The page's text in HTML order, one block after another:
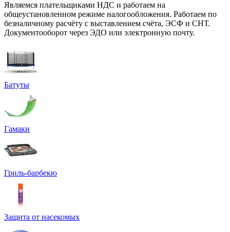
Являемся плательщиками НДС и работаем на
общеустановленном режиме налогообложения. Работаем по
безналичному расчёту с выставлением счёта, ЭСФ и СНТ.
Документооборот через ЭДО или электронную почту.
Батуты
Гамаки
Гриль-барбекю
Защита от насекомых